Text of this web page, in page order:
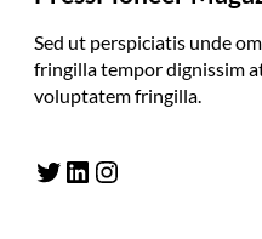
Sed ut perspiciatis unde
fringilla tempor dignissim
voluptatem fringilla.
Twitter LinkedIn Instagram